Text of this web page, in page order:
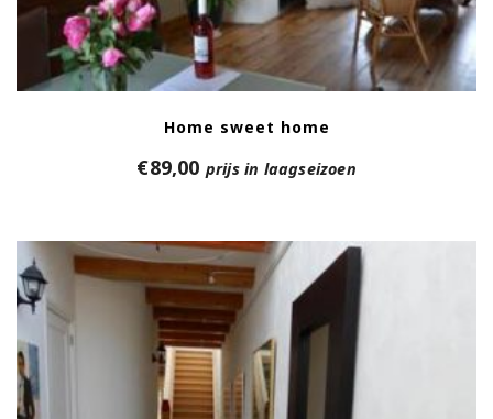
Home sweet home
€89,00 prijs in laagseizoen